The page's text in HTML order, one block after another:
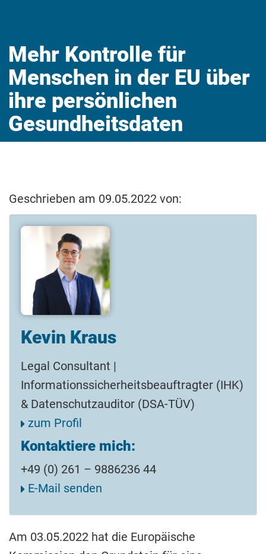
Mehr Kontrolle für
Menschen in der EU über
ihre persönlichen
Gesundheitsdaten
Geschrieben am 09.05.2022 von:
Kevin Kraus
Legal Consultant |
Informationssicherheitsbeauftragter (IHK)
& Datenschutzauditor (DSA-TÜV)
zum Profil
Kontaktiere mich:
+49 (0) 261 – 9886236 44
E-Mail senden
Am 03.05.2022 hat die Europäische